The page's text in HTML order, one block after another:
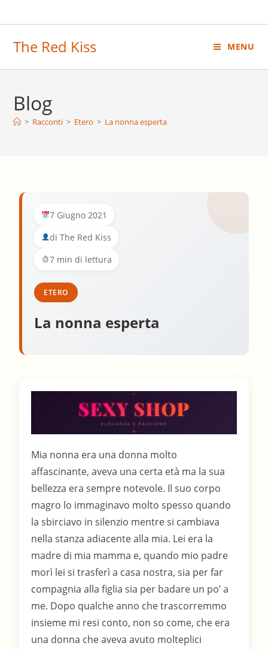
al
The Red Kiss MENU
Blog
> Racconti > Etero > La nonna esperta
7 Giugno 2021
di The Red Kiss
7 min di lettura
ETERO
La nonna esperta
Mia nonna era una donna molto
affascinante, aveva una certa età ma la sua
bellezza era sempre notevole. Il suo corpo
magro lo immaginavo molto spesso quando
la sbirciavo in silenzio mentre si cambiava
nella stanza adiacente alla mia. Lei era la
madre di mia mamma e, quando mio padre
morì lei si trasferì a casa nostra, sia per far
compagnia alla figlia sia per badare un po’ a
me. Dopo qualche anno che trascorremmo
insieme mi resi conto, non so come, che era
una donna che aveva avuto molteplici